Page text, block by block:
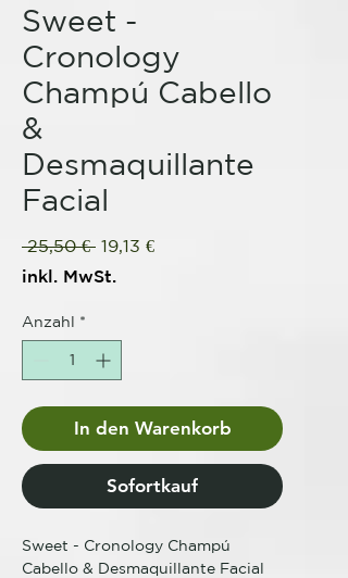
Sweet -
Cronology
Champú Cabello
&
Desmaquillante
Facial
25,50 € Standardpreis
19,13 €Sale-
inkl. MwSt.
Anzahl *
In den Warenkorb
Sofortkauf
Sweet - Cronology Champú
Cabello & Desmaquillante Facial